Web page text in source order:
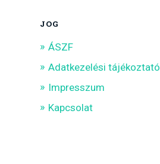
JOG
ÁSZF
Adatkezelési tájékoztató
Impresszum
Kapcsolat